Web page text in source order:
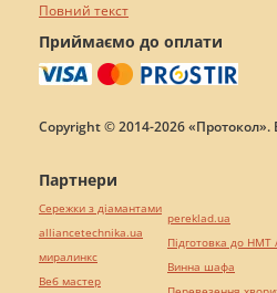
Повний текст
Приймаємо до оплати
Copyright © 2014-2026 «Протокол».
Партнери
Сережки з діамантами
alliancetechnika.ua
миралинкс
Веб мастер
pereklad.ua
Підготовка до
Винна шафа